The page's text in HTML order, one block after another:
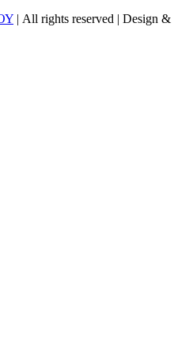
| All rights reserved | Design &